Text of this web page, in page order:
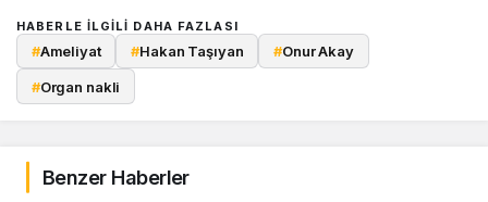
HABERLE ILGILI DAHA FAZLASI
#Ameliyat #Hakan Taşıyan #Onur Akay
#Organ nakli
Benzer Haberler